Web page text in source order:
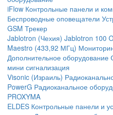
iFlow Контрольные панели и
Беспроводные оповещатели
GSM Трекер
Jablotron (Чехия) Jablotron 100
Maestro (433,92 МГц)
Дополнительное оборудование
мини сигнализация
Visonic (Израиль)
PowerG Радиоканальное
PROXYMA
ELDES Контрольные панели и